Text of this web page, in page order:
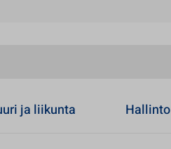
ja liikunta Hallinto